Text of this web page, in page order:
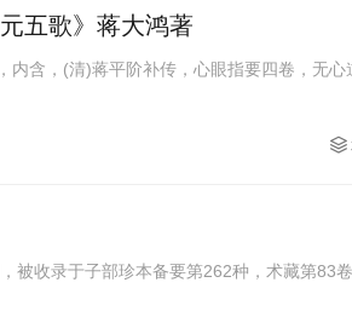
五歌》蒋大鸿著
内含，(清)蒋平阶补传，心眼指要四卷，无心